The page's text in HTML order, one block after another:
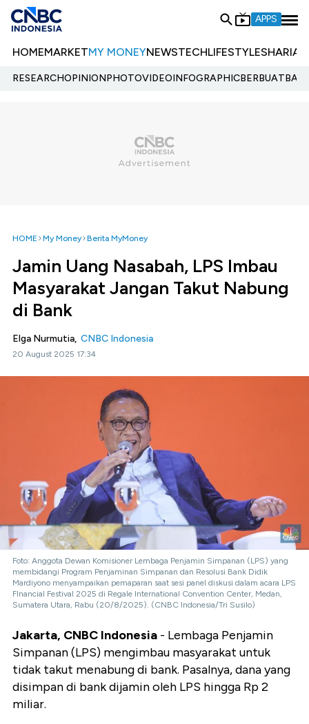
APPS
HOMEMARKETMY MONEYNEWSTECHLIFESTYLESHARIA
RESEARCHOPINIONPHOTOVIDEOINFOGRAPHIC
HOME My Money Berita MyMoney
Jamin Uang Nasabah, LPS Imbau
Masyarakat Jangan Takut Nabung
di Bank
Elga Nurmutia, CNBC Indonesia
20 August 2025 17:34
Foto: Anggota Dewan Komisioner Lembaga Penjamin Simpanan (LPS) yang
membidangi Program Penjaminan Simpanan dan Resolusi Bank Didik
Mardiyono menyampaikan pemaparan saat sesi panel diskusi dalam acara LPS
FInancial Festival 2025 di Regale International Convention Center, Medan,
Sumatera Utara, Rabu (20/8/2025). (CNBC Indonesia/Tri Susilo)
Jakarta, CNBC Indonesia - Lembaga Penjamin
Simpanan (LPS) mengimbau masyarakat untuk
tidak takut menabung di bank. Pasalnya, dana yang
disimpan di bank dijamin oleh LPS hingga Rp 2
miliar.